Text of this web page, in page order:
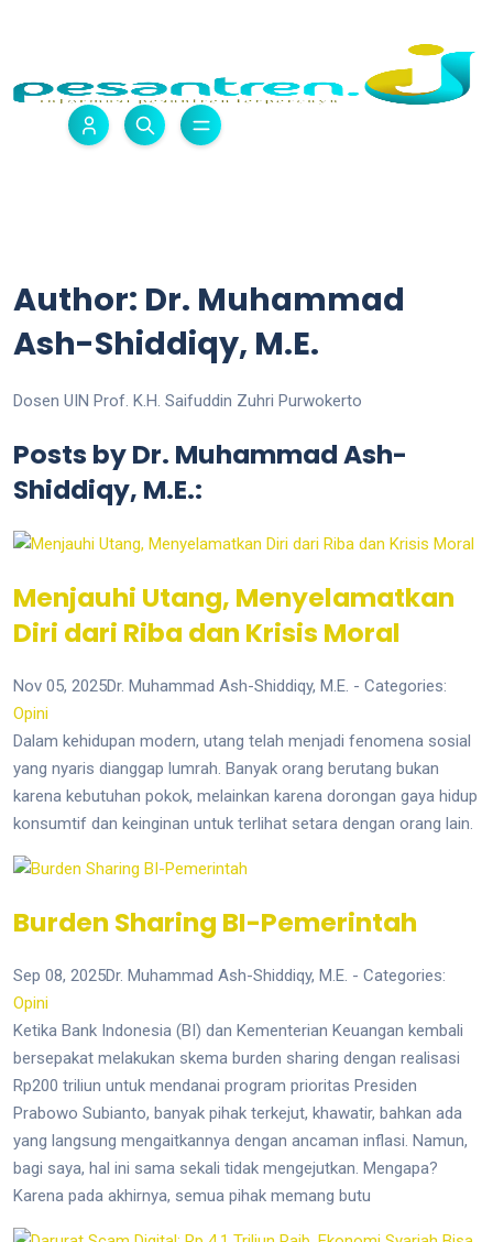
Author: Dr. Muhammad
Ash-Shiddiqy, M.E.
Dosen UIN Prof. K.H. Saifuddin Zuhri Purwokerto
Posts by Dr. Muhammad Ash-
Shiddiqy, M.E.:
Menjauhi Utang, Menyelamatkan
Diri dari Riba dan Krisis Moral
Nov 05, 2025Dr. Muhammad Ash-Shiddiqy, M.E. - Categories:
Opini
Dalam kehidupan modern, utang telah menjadi fenomena sosial
yang nyaris dianggap lumrah. Banyak orang berutang bukan
karena kebutuhan pokok, melainkan karena dorongan gaya hidup
konsumtif dan keinginan untuk terlihat setara dengan orang lain.
Burden Sharing BI-Pemerintah
Sep 08, 2025Dr. Muhammad Ash-Shiddiqy, M.E. - Categories:
Opini
Ketika Bank Indonesia (BI) dan Kementerian Keuangan kembali
bersepakat melakukan skema burden sharing dengan realisasi
Rp200 triliun untuk mendanai program prioritas Presiden
Prabowo Subianto, banyak pihak terkejut, khawatir, bahkan ada
yang langsung mengaitkannya dengan ancaman inflasi. Namun,
bagi saya, hal ini sama sekali tidak mengejutkan. Mengapa?
Karena pada akhirnya, semua pihak memang butu